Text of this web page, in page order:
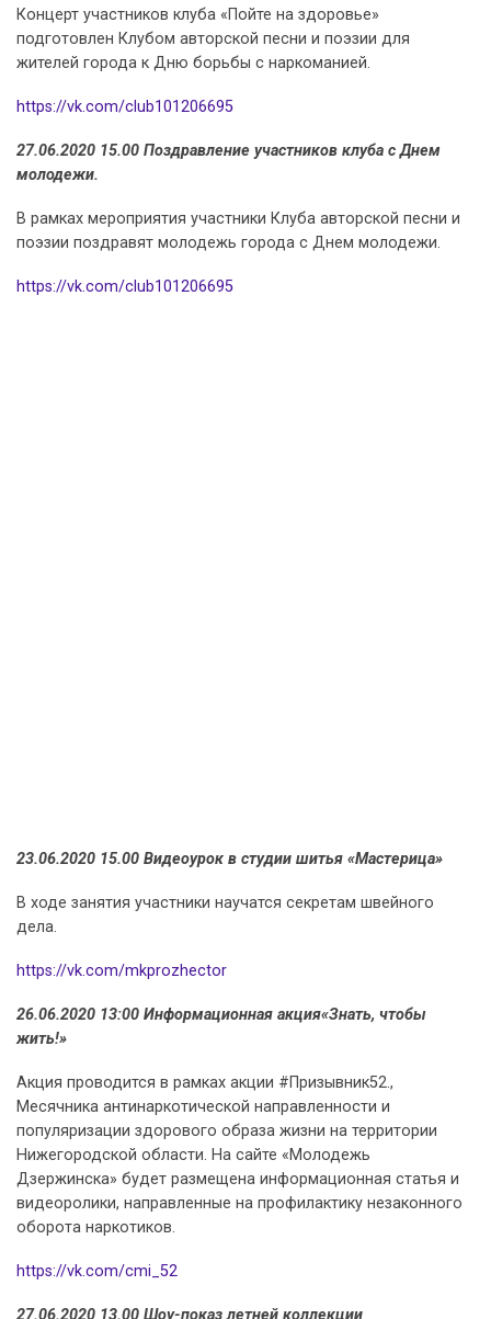
Концерт участников клуба «Пойте на здоровье»
подготовлен Клубом авторской песни и поэзии для
жителей города к Дню борьбы с наркоманией.
https://vk.com/club101206695
27.06.2020 15.00 Поздравление участников клуба с Днем
молодежи.
В рамках мероприятия участники Клуба авторской песни и
поэзии поздравят молодежь города с Днем молодежи.
https://vk.com/club101206695
23.06.2020 15.00 Видеоурок в студии шитья «Мастерица»
В ходе занятия участники научатся секретам швейного
дела.
https://vk.com/mkprozhector
26.06.2020 13:00 Информационная акция«Знать, чтобы
жить!»
Акция проводится в рамках акции #Призывник52.,
Месячника антинаркотической направленности и
популяризации здорового образа жизни на территории
Нижегородской области. На сайте «Молодежь
Дзержинска» будет размещена информационная статья и
видеоролики, направленные на профилактику незаконного
оборота наркотиков.
https://vk.com/cmi_52
27.06.2020 13.00 Шоу-показ летней коллекции